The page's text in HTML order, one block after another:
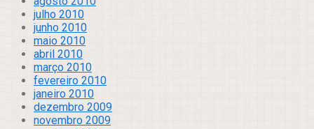
julho 2010
junho 2010
maio 2010
abril 2010
março 2010
fevereiro 2010
janeiro 2010
dezembro 2009
novembro 2009